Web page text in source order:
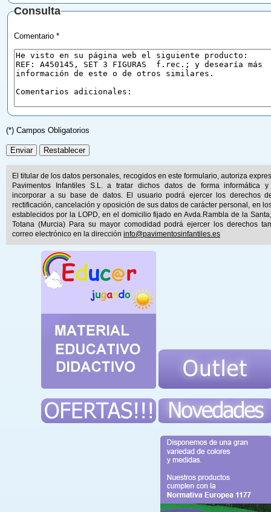
Consulta
Comentario *
(*) Campos Obligatorios
El titular de los datos personales, recogidos en este formulario, autoriza
Pavimentos Infantiles S.L. a tratar dichos datos de forma informática y
incorporar a su base de datos. El usuario podrá ejercer los derechos
rectificación, cancelación y oposición de sus datos de carácter personal, en
establecidos por la LOPD, en el domicilio fijado en Avda.Rambla de la
Totana (Murcia) Para su mayor comodidad podrá ejercer los derechos
correo electrónico en la dirección info@pavimentosinfantiles.es